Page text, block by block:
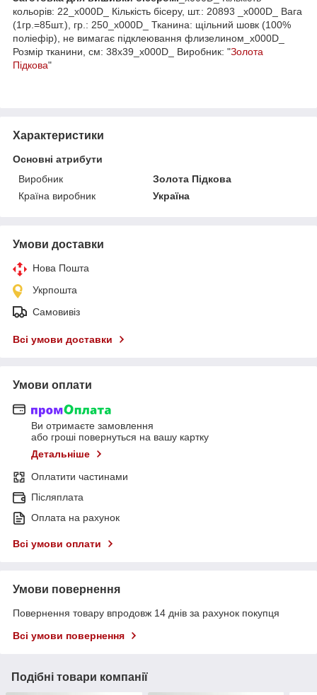
кольорів: 22_x000D_ Кількість бісеру, шт.: 20893 _x000D_ Вага
(1гр.=85шт.), гр.: 250_x000D_ Тканина: щільний шовк (100%
поліефір), не вимагає підклеювання флизелином_x000D_
Розмір тканини, см: 38х39_x000D_ Виробник: "Золота
Підкова"
Характеристики
Основні атрибути
Виробник
Золота Підкова
Країна виробник
Україна
Умови доставки
Нова Пошта
Укрпошта
Самовивіз
Всі умови доставки
Умови оплати
Ви отримаєте замовлення
або гроші повернуться на вашу картку
Детальніше
Оплатити частинами
Післяплата
Оплата на рахунок
Всі умови оплати
Умови повернення
Повернення товару впродовж 14 днів за рахунок покупця
Всі умови повернення
Подібні товари компанії